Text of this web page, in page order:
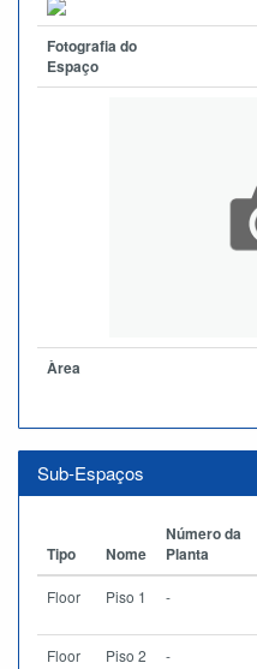
Fotografia do
Espaço
Àrea
Sub-Espaços
Tipo Nome
Número da
Planta
Floor Piso 1 -
Floor Piso 2 -